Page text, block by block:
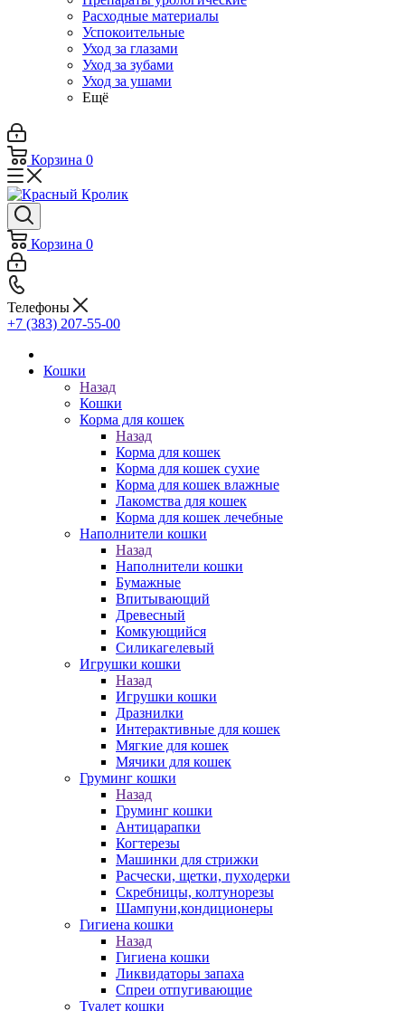
Расходные материалы
Успокоительные
Уход за глазами
Уход за зубами
Уход за ушами
Ещё
Корзина 0
Корзина 0
Телефоны
+7 (383) 207-55-00
Кошки
Назад
Кошки
Корма для кошек
Назад
Корма для кошек
Корма для кошек сухие
Корма для кошек влажные
Лакомства для кошек
Корма для кошек лечебные
Наполнители кошки
Назад
Наполнители кошки
Бумажные
Впитывающий
Древесный
Комкующийся
Силикагелевый
Игрушки кошки
Назад
Игрушки кошки
Дразнилки
Интерактивные для кошек
Мягкие для кошек
Мячики для кошек
Груминг кошки
Назад
Груминг кошки
Антицарапки
Когтерезы
Машинки для стрижки
Расчески, щетки, пуходерки
Скребницы, колтунорезы
Шампуни,кондиционеры
Гигиена кошки
Назад
Гигиена кошки
Ликвидаторы запаха
Спреи отпугивающие
Туалет кошки